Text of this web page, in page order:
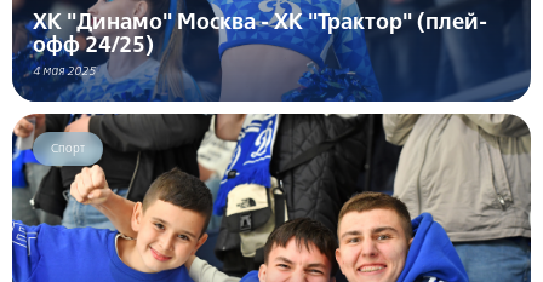
ХК "Динамо" Москва - ХК "Трактор" (плей-
офф 24/25)
4 мая 2025
Спорт